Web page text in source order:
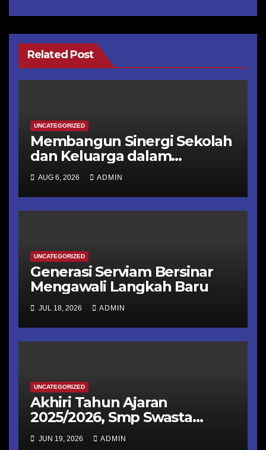
Related Post
UNCATEGORIZED
Membangun Sinergi Sekolah
dan Keluarga dalam
Membentuk Karakter
Peserta Didik
AUG 6, 2026 ADMIN
UNCATEGORIZED
Generasi Serviam Bersinar
Mengawali Langkah Baru
JUL 18, 2026 ADMIN
UNCATEGORIZED
Akhiri Tahun Ajaran
2025/2026, Smp Swasta
Katolik St Ursula Ende
JUN 19, 2026 ADMIN